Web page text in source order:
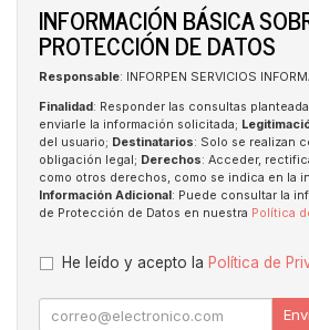
INFORMACIÓN BÁSICA
PROTECCIÓN DE DATOS
Responsable: INFORPEN SERVICIOS
Finalidad: Responder las consultas
enviarle la información solicitada;
del usuario; Destinatarios: Solo se realizan
obligación legal; Derechos: Acceder,
como otros derechos, como se indica en la
Información Adicional: Puede consultar la
de Protección de Datos en nuestra Política
He leído y acepto la Política de